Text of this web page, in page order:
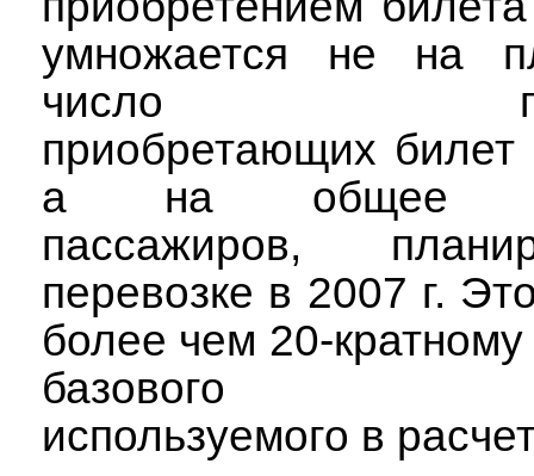
умножается не на
число
приобретающих билет
а на общее
пассажиров,
перевозке в 2007 г.
более чем 20-
базового
используемого в